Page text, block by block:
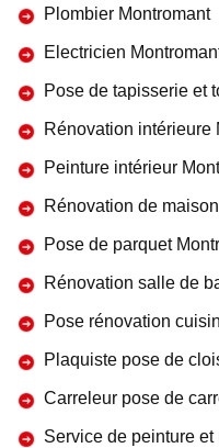
Plombier Montromant
Electricien
Pose de tapisserie et
Rénovation intérieure
Peinture intérieur
Rénovation de
Pose de parquet
Rénovation salle de
Pose rénovation
Plaquiste pose de
Carreleur pose de
Service de peinture